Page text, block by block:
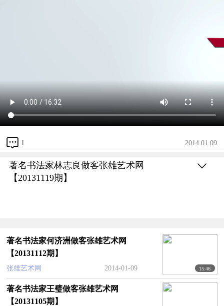
1 2014.01.09
著名书法家林志良做客张雄艺术网
【20131119期】
著名书法家何济洲做客张雄艺术网
【20131112期】
张雄艺术网 2014-01-09 15:46
著名书法家王璧做客张雄艺术网
【20131105期】